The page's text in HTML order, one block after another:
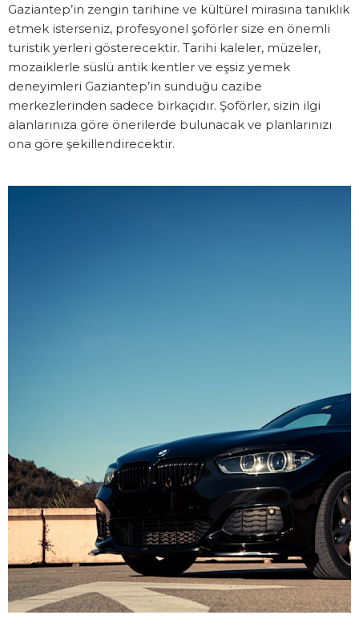
Gaziantep’in zengin tarihine ve kültürel mirasına tanıklık
etmek isterseniz, profesyonel şoförler size en önemli
turistik yerleri gösterecektir. Tarihi kaleler, müzeler,
mozaiklerle süslü antik kentler ve eşsiz yemek
deneyimleri Gaziantep’in sunduğu cazibe
merkezlerinden sadece birkaçıdır. Şoförler, sizin ilgi
alanlarınıza göre önerilerde bulunacak ve planlarınızı
ona göre şekillendirecektir.